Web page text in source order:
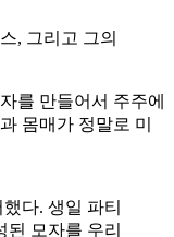
, 그리고 그의
를 만들어서 주주에
몸매가 정말로 미
다. 생일 파티
모자를 우리